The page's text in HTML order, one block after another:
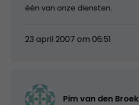
één van onze diensten.
23 april 2007 om 06:51
Pim van den Broek